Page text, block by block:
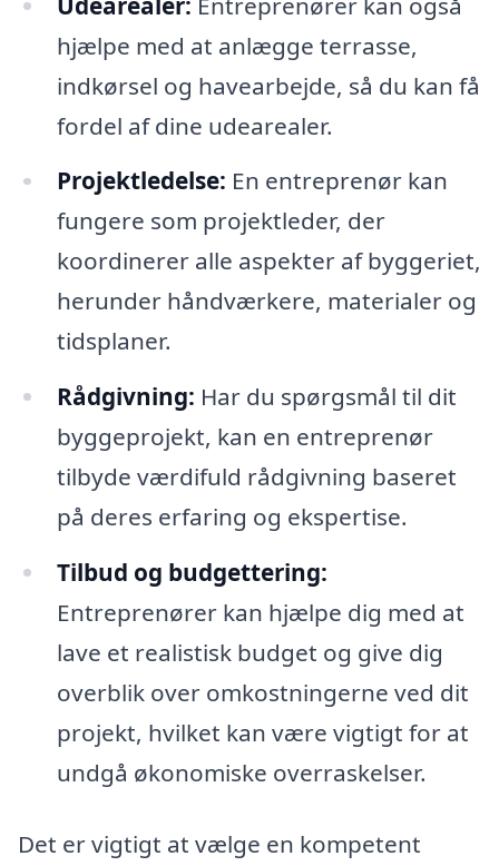
hjælpe med at anlægge terrasse,
indkørsel og havearbejde, så du kan få
fordel af dine udearealer.
Projektledelse: En entreprenør kan
fungere som projektleder, der
koordinerer alle aspekter af byggeriet,
herunder håndværkere, materialer og
tidsplaner.
Rådgivning: Har du spørgsmål til dit
byggeprojekt, kan en entreprenør
tilbyde værdifuld rådgivning baseret
på deres erfaring og ekspertise.
Tilbud og budgettering:
Entreprenører kan hjælpe dig med at
lave et realistisk budget og give dig
overblik over omkostningerne ved dit
projekt, hvilket kan være vigtigt for at
undgå økonomiske overraskelser.
Det er vigtigt at vælge en kompetent